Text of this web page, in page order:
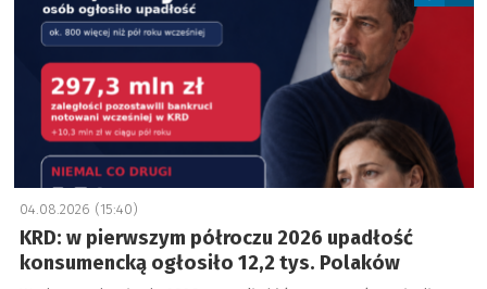
04.08.2026 (15:40)
KRD: w pierwszym półroczu 2026 upadłość
konsumencką ogłosiło 12,2 tys. Polaków